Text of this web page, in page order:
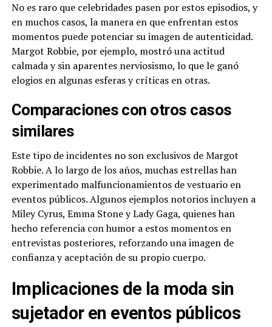
No es raro que celebridades pasen por estos episodios, y
en muchos casos, la manera en que enfrentan estos
momentos puede potenciar su imagen de autenticidad.
Margot Robbie, por ejemplo, mostró una actitud
calmada y sin aparentes nerviosismo, lo que le ganó
elogios en algunas esferas y críticas en otras.
Comparaciones con otros casos
similares
Este tipo de incidentes no son exclusivos de Margot
Robbie. A lo largo de los años, muchas estrellas han
experimentado malfuncionamientos de vestuario en
eventos públicos. Algunos ejemplos notorios incluyen a
Miley Cyrus, Emma Stone y Lady Gaga, quienes han
hecho referencia con humor a estos momentos en
entrevistas posteriores, reforzando una imagen de
confianza y aceptación de su propio cuerpo.
Implicaciones de la moda sin
sujetador en eventos públicos